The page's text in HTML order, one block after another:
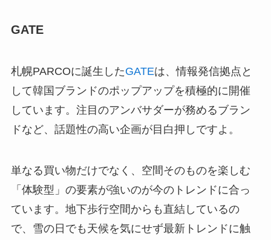
GATE
札幌PARCOに誕生したGATEは、情報発信拠点と
して韓国ブランドのポップアップを積極的に開催
しています。注目のアンバサダーが務めるブラン
ドなど、話題性の高い企画が目白押しですよ。
単なる買い物だけでなく、空間そのものを楽しむ
「体験型」の要素が強いのが今のトレンドに合っ
ています。地下歩行空間からも直結しているの
で、雪の日でも天候を気にせず最新トレンドに触